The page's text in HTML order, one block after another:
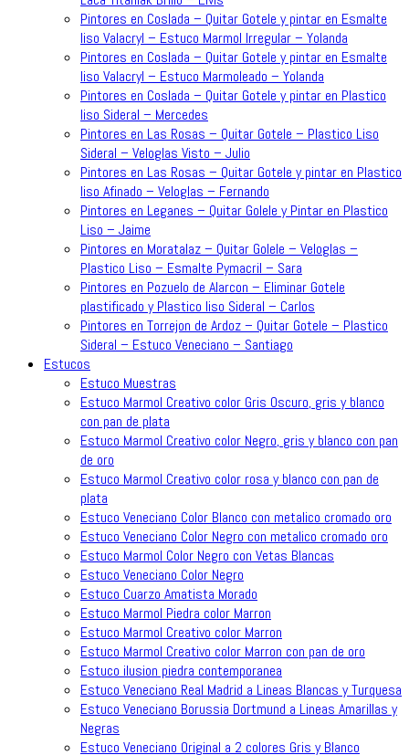
Pintores en Coslada – Quitar Gotele y pintar en Esmalte
liso Valacryl – Estuco Marmol Irregular – Yolanda
Pintores en Coslada – Quitar Gotele y pintar en Esmalte
liso Valacryl – Estuco Marmoleado – Yolanda
Pintores en Coslada – Quitar Gotele y pintar en Plastico
liso Sideral – Mercedes
Pintores en Las Rosas – Quitar Gotele – Plastico Liso
Sideral – Veloglas Visto – Julio
Pintores en Las Rosas – Quitar Gotele y pintar en Plastico
liso Afinado – Veloglas – Fernando
Pintores en Leganes – Quitar Golele y Pintar en Plastico
Liso – Jaime
Pintores en Moratalaz – Quitar Golele – Veloglas –
Plastico Liso – Esmalte Pymacril – Sara
Pintores en Pozuelo de Alarcon – Eliminar Gotele
plastificado y Plastico liso Sideral – Carlos
Pintores en Torrejon de Ardoz – Quitar Gotele – Plastico
Sideral – Estuco Veneciano – Santiago
Estucos
Estuco Muestras
Estuco Marmol Creativo color Gris Oscuro, gris y blanco
con pan de plata
Estuco Marmol Creativo color Negro, gris y blanco con pan
de oro
Estuco Marmol Creativo color rosa y blanco con pan de
plata
Estuco Veneciano Color Blanco con metalico cromado oro
Estuco Veneciano Color Negro con metalico cromado oro
Estuco Marmol Color Negro con Vetas Blancas
Estuco Veneciano Color Negro
Estuco Cuarzo Amatista Morado
Estuco Marmol Piedra color Marron
Estuco Marmol Creativo color Marron
Estuco Marmol Creativo color Marron con pan de oro
Estuco ilusion piedra contemporanea
Estuco Veneciano Real Madrid a Lineas Blancas y Turquesa
Estuco Veneciano Borussia Dortmund a Lineas Amarillas y
Negras
Estuco Veneciano Original a 2 colores Gris y Blanco